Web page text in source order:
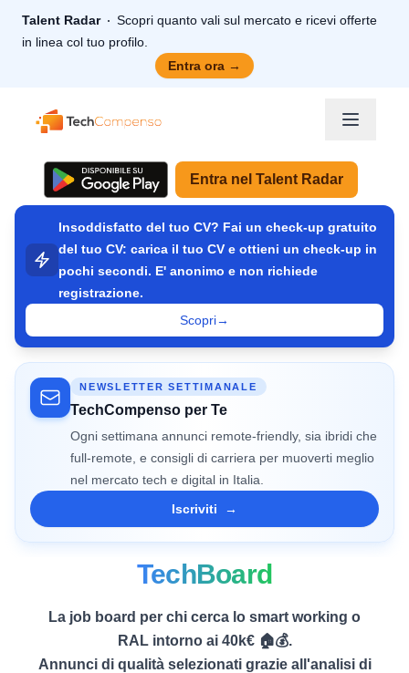
Talent Radar
Scopri quanto vali sul mercato e ricevi offerte
in linea col tuo profilo.
Entra ora →
TechCompenso
Entra nel Talent Radar
Insoddisfatto del tuo CV? Fai un check-up gratuito
del tuo CV: carica il tuo CV e ottieni un check-up in
pochi secondi. E' anonimo e non richiede
registrazione.
Scopri→
NEWSLETTER SETTIMANALE
TechCompenso per Te
Ogni settimana annunci remote-friendly, sia ibridi che
full-remote, e consigli di carriera per muoverti meglio
nel mercato tech e digital in Italia.
Iscriviti
→
TechBoard
La job board per chi cerca lo smart working o
RAL intorno ai 40k€ 🏠💰.
Annunci di qualità selezionati grazie all'analisi di